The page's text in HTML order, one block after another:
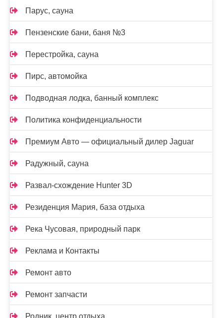
Парус, сауна
Пензенские бани, баня №3
Перестройка, сауна
Пирс, автомойка
Подводная лодка, банный комплекс
Политика конфиденциальности
Премиум Авто — официальный дилер Jaguar
Радужный, сауна
Развал-схождение Hunter 3D
Резиденция Мария, база отдыха
Река Чусовая, природный парк
Реклама и Контакты
Ремонт авто
Ремонт запчасти
Родник, центр отдыха